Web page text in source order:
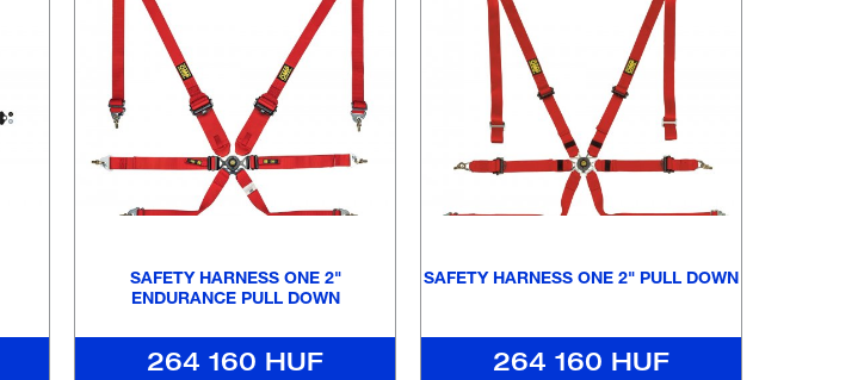
SAFETY HARNESS ONE 2"
ENDURANCE PULL DOWN
264 160 HUF
SAFETY HARNESS ONE 2" PULL DOWN
264 160 HUF